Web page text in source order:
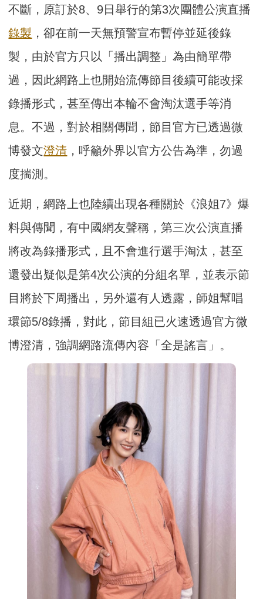
不斷，原訂於8、9日舉行的第3次團體公演直播
錄製 ，卻在前一天無預警宣布暫停並延後錄
製，由於官方只以「播出調整」為由簡單帶
過，因此網路上也開始流傳節目後續可能改採
錄播形式，甚至傳出本輪不會淘汰選手等消
息。不過，對於相關傳聞，節目官方已透過微
博發文澄清 ，呼籲外界以官方公告為準，勿過
度揣測。
近期，網路上也陸續出現各種關於《浪姐7》爆
料與傳聞，有中國網友聲稱，第三次公演直播
將改為錄播形式，且不會進行選手淘汰，甚至
還發出疑似是第4次公演的分組名單，並表示節
目將於下周播出，另外還有人透露，師姐幫唱
環節5/8錄播，對此，節目組已火速透過官方微
博澄清，強調網路流傳內容「全是謠言」。